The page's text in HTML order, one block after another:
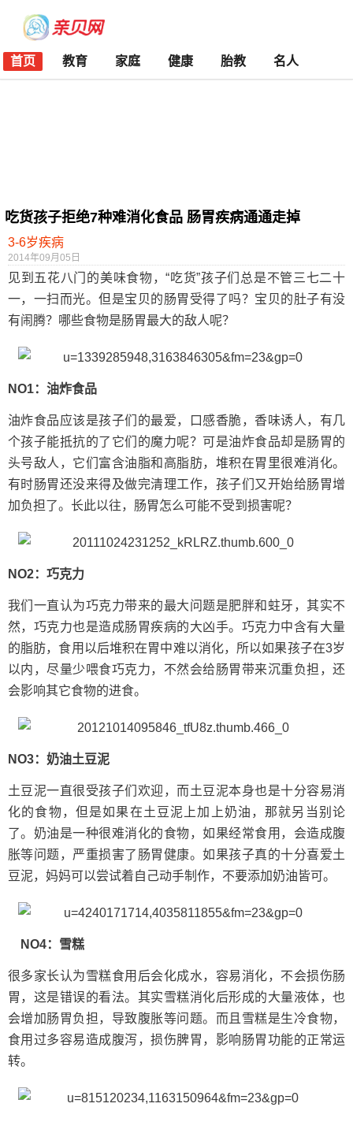
首页 教育 家庭 健康 胎教 名人
吃货孩子拒绝7种难消化食品 肠胃疾病通通走掉
3-6岁疾病
2014年09月05日
见到五花八门的美味食物，“吃货”孩子们总是不管三七二十
一，一扫而光。但是宝贝的肠胃受得了吗？宝贝的肚子有没
有闹腾？哪些食物是肠胃最大的敌人呢？
NO1：油炸食品
油炸食品应该是孩子们的最爱，口感香脆，香味诱人，有几
个孩子能抵抗的了它们的魔力呢？可是油炸食品却是肠胃的
头号敌人，它们富含油脂和高脂肪，堆积在胃里很难消化。
有时肠胃还没来得及做完清理工作，孩子们又开始给肠胃增
加负担了。长此以往，肠胃怎么可能不受到损害呢？
NO2： 巧克力
我们一直认为巧克力带来的最大问题是肥胖和蛀牙，其实不
然，巧克力也是造成肠胃疾病的大凶手。巧克力中含有大量
的脂肪，食用以后堆积在胃中难以消化，所以如果孩子在3岁
以内，尽量少喂食巧克力，不然会给肠胃带来沉重负担，还
会影响其它食物的进食。
NO3： 奶油土豆泥
土豆泥一直很受孩子们欢迎，而土豆泥本身也是十分容易消
化的食物，但是如果在土豆泥上加上奶油，那就另当别论
了。奶油是一种很难消化的食物，如果经常食用，会造成腹
胀等问题，严重损害了肠胃健康。如果孩子真的十分喜爱土
豆泥，妈妈可以尝试着自己动手制作，不要添加奶油皆可。
NO4： 雪糕
很多家长认为雪糕食用后会化成水，容易消化，不会损伤肠
胃，这是错误的看法。其实雪糕消化后形成的大量液体，也
会增加肠胃负担，导致腹胀等问题。而且雪糕是生冷食物，
食用过多容易造成腹泻，损伤脾胃，影响肠胃功能的正常运
转。